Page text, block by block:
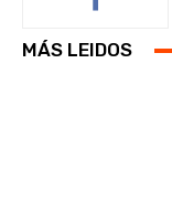
MÁS LEIDOS